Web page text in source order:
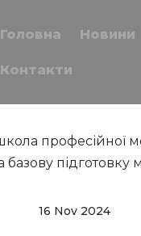
Головна Новини
Контакти
16 Nov 2024